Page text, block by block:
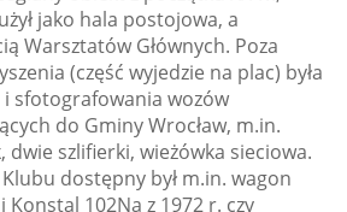
jako hala postojowa, a
Warsztatów Głównych. Poza
(część wyjedzie na plac) była
sfotografowania wozów
do Gminy Wrocław, m.in.
dwie szlifierki, wieżówka sieciowa.
dostępny był m.in. wagon
Konstal 102Na z 1972 r. czy